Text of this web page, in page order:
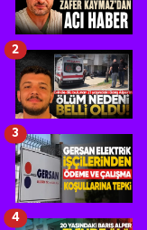
2
3
4